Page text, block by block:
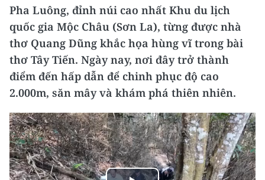
Pha Luông, đỉnh núi cao nhất Khu du lịch
quốc gia Mộc Châu (Sơn La), từng được nhà
thơ Quang Dũng khắc họa hùng vĩ trong bài
thơ Tây Tiến. Ngày nay, nơi đây trở thành
điểm đến hấp dẫn để chinh phục độ cao
2.000m, săn mây và khám phá thiên nhiên.